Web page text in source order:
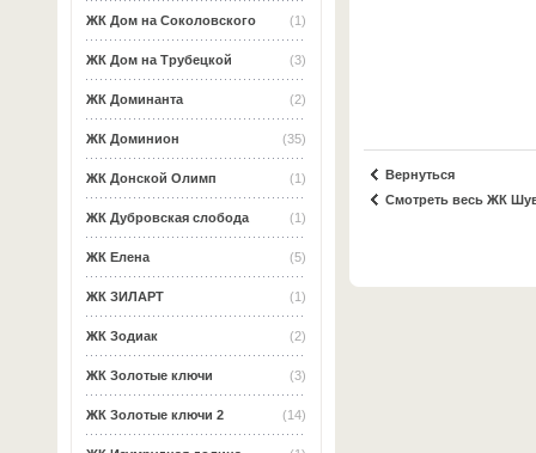
(1)
ЖК Дом на Соколовского
(3)
ЖК Дом на Трубецкой
(2)
ЖК Доминанта
(35)
ЖК Доминион
(1)
ЖК Донской Олимп
(1)
ЖК Дубровская слобода
(5)
ЖК Елена
(1)
ЖК ЗИЛАРТ
(2)
ЖК Зодиак
(3)
ЖК Золотые ключи
(14)
ЖК Золотые ключи 2
Вернуться
Смотреть весь ЖК